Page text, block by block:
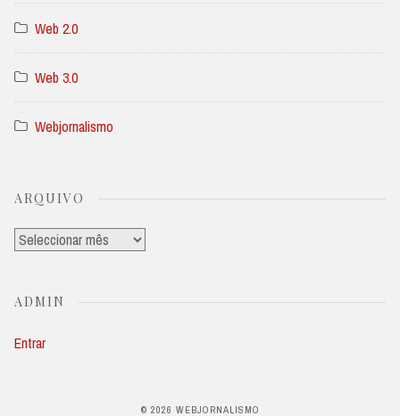
Web 2.0
Web 3.0
Webjornalismo
ARQUIVO
Arquivo
ADMIN
Entrar
© 2026 WEBJORNALISMO